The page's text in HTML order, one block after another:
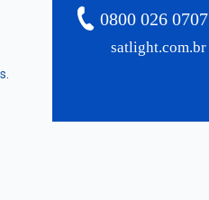
satlight.com.br
0800 026 0707